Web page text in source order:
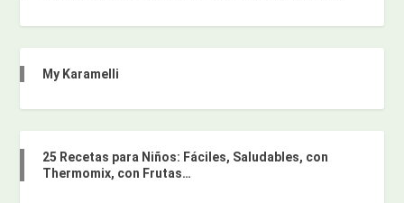
My Karamelli
25 Recetas para Niños: Fáciles, Saludables, con
Thermomix, con Frutas…